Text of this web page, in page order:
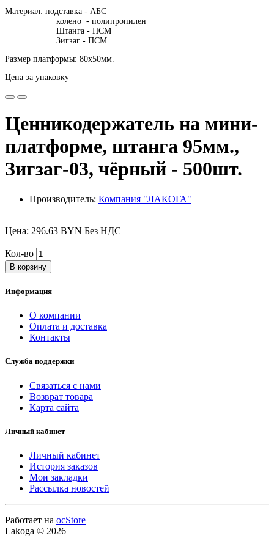
Материал: подставка - АБС
колено - полипропилен
Штанга - ПСМ
Зигзаг - ПСМ
Размер платформы: 80х50мм.
Цена за упаковку
Ценникодержатель на мини-
платформе, штанга 95мм.,
Зигзаг-03, чёрный - 500шт.
Производитель: Компания "ЛАКОГА"
Цена: 296.63 BYN Без НДС
Кол-во
В корзину
Информация
О компании
Оплата и доставка
Контакты
Служба поддержки
Связаться с нами
Возврат товара
Карта сайта
Личный кабинет
Личный кабинет
История заказов
Мои закладки
Рассылка новостей
Работает на ocStore
Lakoga © 2026